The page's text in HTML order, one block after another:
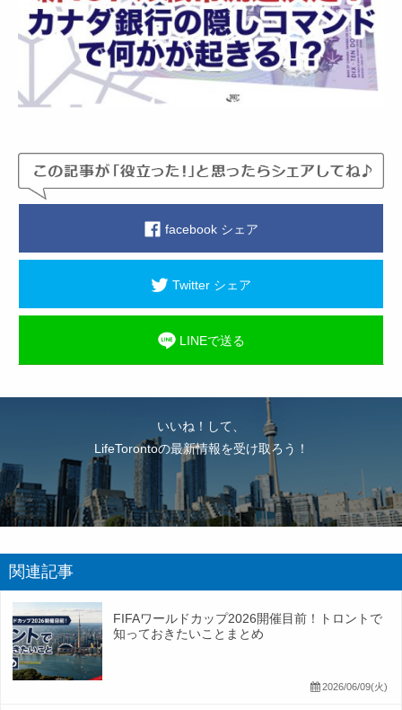
facebook シェア
Twitter シェア
LINEで送る
いいね！して、
LifeTorontoの最新情報を受け取ろう！
関連記事
FIFAワールドカップ2026開催目前！トロントで
知っておきたいことまとめ
2026/06/09(火)